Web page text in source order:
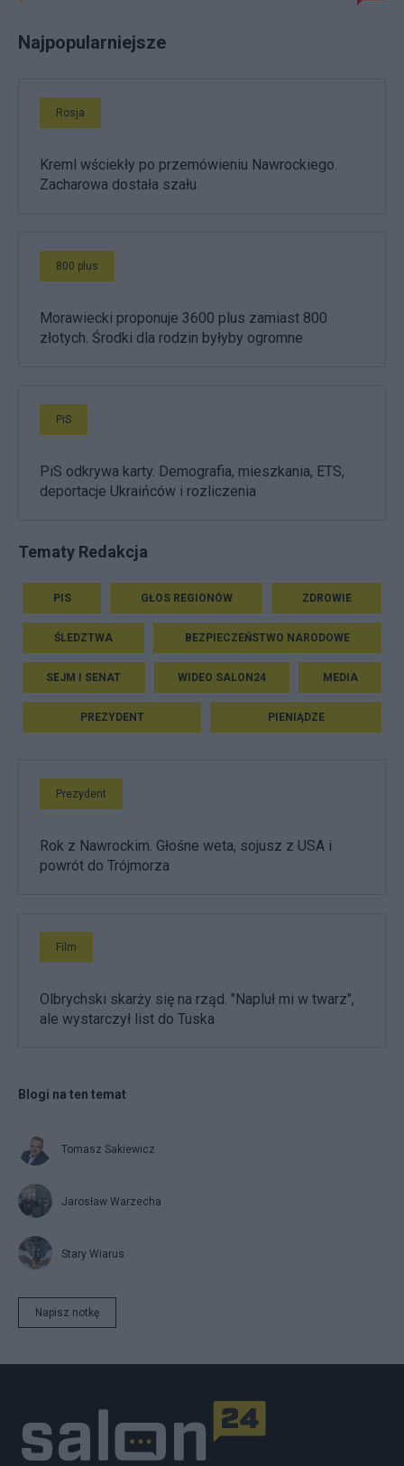
Najpopularniejsze
Rosja
Kreml wściekły po przemówieniu Nawrockiego.
Zacharowa dostała szału
800 plus
Morawiecki proponuje 3600 plus zamiast 800
złotych. Środki dla rodzin byłyby ogromne
PiS
PiS odkrywa karty. Demografia, mieszkania, ETS,
deportacje Ukraińców i rozliczenia
Tematy Redakcja
PIS GŁOS REGIONÓW ZDROWIE
ŚLEDZTWA BEZPIECZEŃSTWO NARODOWE
SEJM I SENAT WIDEO SALON24 MEDIA
PREZYDENT PIENIĄDZE
Prezydent
Rok z Nawrockim. Głośne weta, sojusz z USA i
powrót do Trójmorza
Film
Olbrychski skarży się na rząd. "Napluł mi w twarz",
ale wystarczył list do Tuska
Blogi na ten temat
Tomasz Sakiewicz
Jarosław Warzecha
Stary Wiarus
Napisz notkę